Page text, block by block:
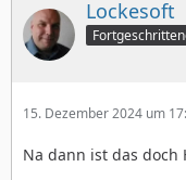
Lockesoft
15. Dezember 2024 um
Na dann ist das doch